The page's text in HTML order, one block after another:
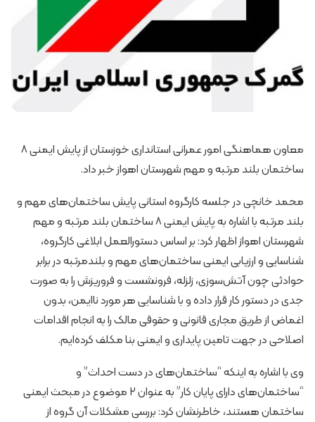
معاون هماهنگی امور عمرانی استانداری خوزستان از پایش ایمنی ۸
ساختمان بلند مرتبه و مهم شهرستان اهواز خبر داد.
محمد خانچی در جلسه کارگروه استانی پایش ساختمان‌های مهم و
بلند مرتبه با اشاره به پایش ایمنی ۸ ساختمان بلند مرتبه و مهم
شهرستان اهواز اظهار کرد: بر اساس دستورالعمل ابلاغی کارگروه،
شناسایی و ارزیابی ایمنی ساختمان‌های مهم و بلندمرتبه در برابر
حوادثی چون آتش‌سوزی، زلزله، فرونشست و فروریزش را به صورت
جدی در دستور کار قرار داده و با شناسایی هر مورد ناایمن، بدون
اغماض از طریق مجاری قانونی و حقوقی مالک را به انجام اقدامات
اصلاحی در جهت تامین پایداری و ایمنی بنا مکلف کرده‌ایم.
وی با اشاره به اینکه “ساختمان‌های در دست احداث” و
“ساختمان‌های دارای پایان کار” به‌ عنوان ۲ موضوع در مبحث ایمنی
ساختمان‌ هستند، خاطرنشان کرد: بررسی مشکلات آن گروه از